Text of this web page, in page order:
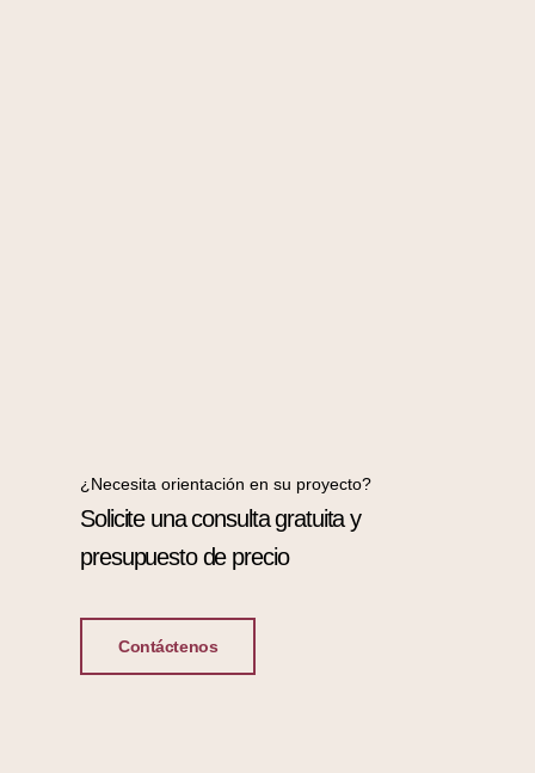
¿Necesita orientación en su proyecto?
Solicite una consulta gratuita y
presupuesto de precio
Contáctenos